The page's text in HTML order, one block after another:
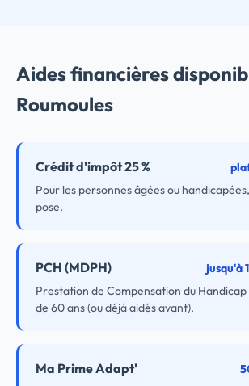
Aides financières
Roumoules
Crédit d'impôt 25 %
Pour les personnes âgées ou
pose.
PCH (MDPH)
jusqu'à
Prestation de Compensation du Handicap
de 60 ans (ou déjà aidés avant).
Ma Prime Adapt'